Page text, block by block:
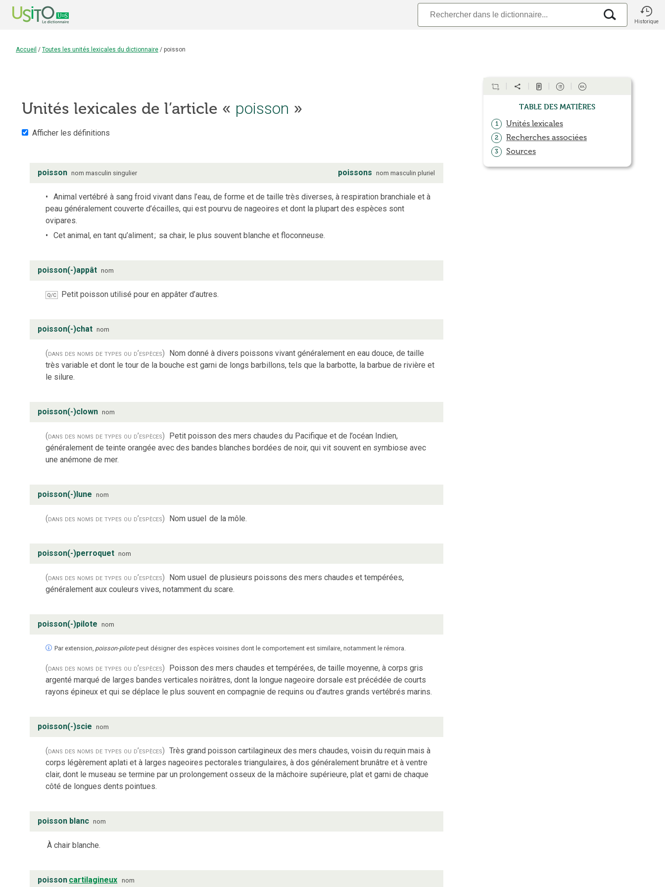
Historique
Accueil / Toutes les unités lexicales du dictionnaire / poisson
Unités lexicales de l’article « poisson »
Afficher les définitions
poisson nom masculin singulier poissons nom masculin pluriel
Animal vertébré à sang froid vivant dans l’eau, de forme et de taille très diverses, à respiration branchiale et à
peau généralement couverte d’écailles, qui est pourvu de nageoires et dont la plupart des espèces sont
ovipares.
Cet animal, en tant qu’aliment; sa chair, le plus souvent blanche et floconneuse.
poisson(-)appât nom
Q/C Petit poisson utilisé pour en appâter d’autres.
poisson(-)chat nom
(dans des noms de types ou d’espèces) Nom donné à divers poissons vivant généralement en eau douce, de taille
très variable et dont le tour de la bouche est garni de longs barbillons, tels que la barbotte, la barbue de rivière et
le silure.
poisson(-)clown nom
(dans des noms de types ou d’espèces) Petit poisson des mers chaudes du Pacifique et de l’océan Indien,
généralement de teinte orangée avec des bandes blanches bordées de noir, qui vit souvent en symbiose avec
une anémone de mer.
poisson(-)lune nom
(dans des noms de types ou d’espèces) Nom usuel de la môle.
poisson(-)perroquet nom
(dans des noms de types ou d’espèces) Nom usuel de plusieurs poissons des mers chaudes et tempérées,
généralement aux couleurs vives, notamment du scare.
poisson(-)pilote nom
Par extension, poisson-pilotepeut désigner des espèces voisines dont le comportement est similaire, notamment le rémora.
(dans des noms de types ou d’espèces) Poisson des mers chaudes et tempérées, de taille moyenne, à corps gris
argenté marqué de larges bandes verticales noirâtres, dont la longue nageoire dorsale est précédée de courts
rayons épineux et qui se déplace le plus souvent en compagnie de requins ou d’autres grands vertébrés marins.
poisson(-)scie nom
(dans des noms de types ou d’espèces) Très grand poisson cartilagineux des mers chaudes, voisin du requin mais à
corps légèrement aplati et à larges nageoires pectorales triangulaires, à dos généralement brunâtre et à ventre
clair, dont le museau se termine par un prolongement osseux de la mâchoire supérieure, plat et garni de chaque
côté de longues dents pointues.
poisson blanc nom
À chair blanche.
poisson cartilagineux nom
Table des matières
1 Unités lexicales
2 Recherches associées
3 Sources